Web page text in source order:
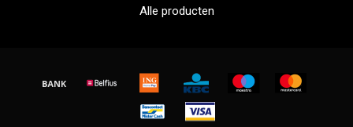
Alle producten